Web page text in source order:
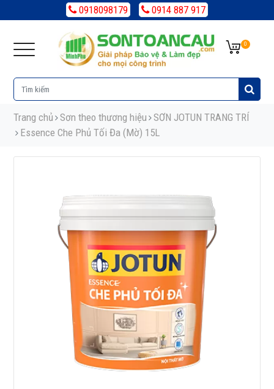
0918098179 0914 887 917
0
Trang chủ Sơn theo thương hiệu SƠN JOTUN TRANG TRÍ
Essence Che Phủ Tối Đa (Mờ) 15L